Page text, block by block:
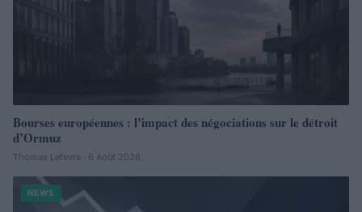
Bourses européennes : l’impact des négociations sur le détroit
d’Ormuz
Thomas Lefevre · 6 Août 2026
NEWS